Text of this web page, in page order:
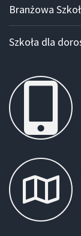
Branżowa
Szkoła dla